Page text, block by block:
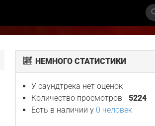
НЕМНОГО СТАТИСТИКИ
У саундтрека нет оценок
Количество просмотров -5224
Есть в наличии у 0 человек